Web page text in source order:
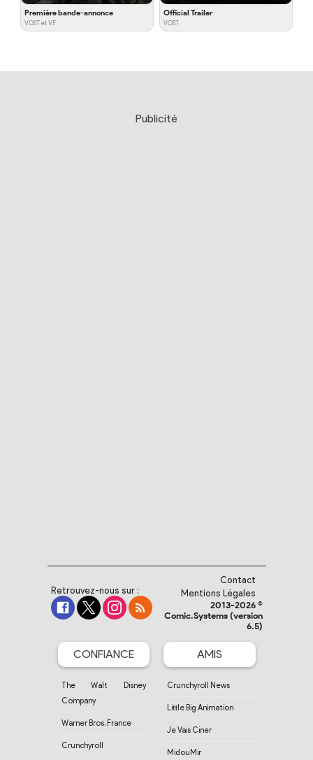
Première bande-annonce
VOST et VF
Official Trailer
VOST
Publicité
Retrouvez-nous sur :
Contact
Mentions Légales
2013-2026 ©
Comic.Systems (version
6.5)
CONFIANCE
The Walt Disney
Company
Warner Bros. France
Crunchyroll
AMIS
Crunchyroll News
Little Big Animation
Je Vais Ciner
MidouMir